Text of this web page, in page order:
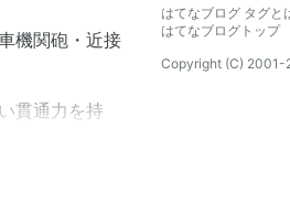
機関砲・近接
貫通力を持
はてなブログ タグと
はてなブログトップ
Copyright (C) 2001-